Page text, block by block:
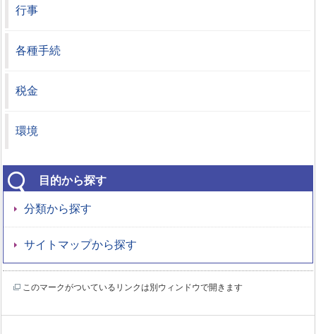
行事
各種手続
税金
環境
目的から探す
分類から探す
サイトマップから探す
このマークがついているリンクは別ウィンドウで開きます